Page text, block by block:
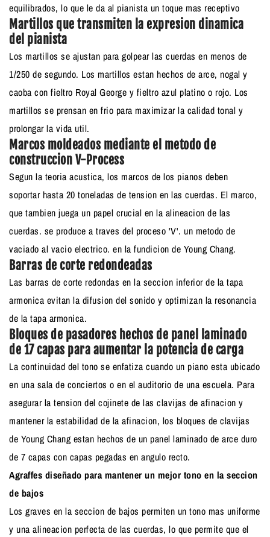
equilibrados, lo que le da al pianista un toque mas receptivo
Martillos que transmiten la expresion dinamica
del pianista
Los martillos se ajustan para golpear las cuerdas en menos de
1/250 de segundo. Los martillos estan hechos de arce, nogal y
caoba con fieltro Royal George y fieltro azul platino o rojo. Los
martillos se prensan en frio para maximizar la calidad tonal y
prolongar la vida util.
Marcos moldeados mediante el metodo de
construccion V-Process
Segun la teoria acustica, los marcos de los pianos deben
soportar hasta 20 toneladas de tension en las cuerdas. El marco,
que tambien juega un papel crucial en la alineacion de las
cuerdas. se produce a traves del proceso 'V'. un metodo de
vaciado al vacio electrico. en la fundicion de Young Chang.
Barras de corte redondeadas
Las barras de corte redondas en la seccion inferior de la tapa
armonica evitan la difusion del sonido y optimizan la resonancia
de la tapa armonica.
Bloques de pasadores hechos de panel laminado
de 17 capas para aumentar la potencia de carga
La continuidad del tono se enfatiza cuando un piano esta ubicado
en una sala de conciertos o en el auditorio de una escuela. Para
asegurar la tension del cojinete de las clavijas de afinacion y
mantener la estabilidad de la afinacion, los bloques de clavijas
de Young Chang estan hechos de un panel laminado de arce duro
de 7 capas con capas pegadas en angulo recto.
Agraffes diseñado para mantener un mejor tono en la seccion
de bajos
Los graves en la seccion de bajos permiten un tono mas uniforme
y una alineacion perfecta de las cuerdas, lo que permite que el